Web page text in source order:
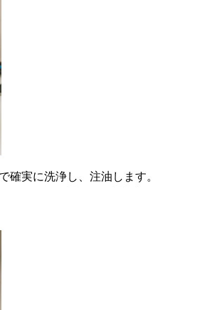
確実に洗浄し、注油します。